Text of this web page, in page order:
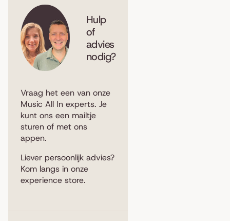
Hulp
of
advies
nodig?
Vraag het een van onze
Music All In experts. Je
kunt ons een mailtje
sturen of met ons
appen.
Liever persoonlijk advies?
Kom langs in onze
experience store.